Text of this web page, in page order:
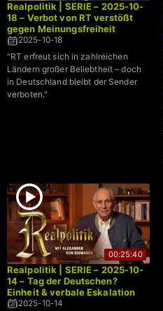
Realpolitik | SERIE – 2025-10-
18 – Verbot von RT verstößt
gegen Meinungsfreiheit
2025-10-18
"RT erfreut sich in zahlreichen
Ländern großer Beliebtheit – doch
in Deutschland bleibt der Sender
verboten."
00:25:40
Realpolitik | SERIE – 2025-10-
14 – Tag der Deutschen?
Einheit & verbale Eskalation
2025-10-14